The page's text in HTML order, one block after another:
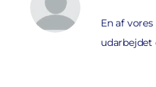
En af